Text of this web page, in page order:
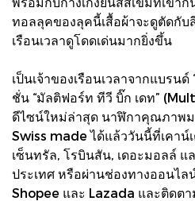
ทอลลุคของลุคนี้เสื้อผ้าจะดูตัดกั
เรือนเวลาดูโดดเด่นมากยิ่งขึ้น
เป็นเจ้าของเรือนเวลาจากแบรน
ชั่น “มัลติฟอร์ท ทีวี บิ๊ก เดท”
ดีไซน์ใหม่ล่าสุด นาฬิกาคุณภาพ
Swiss made ได้แล้ววันนี้ที่เคาน์เ
เซ็นทรัล, โรบินสัน, เดอะมอลล์
ประเทศ หรือผ่านช่องทางออนไ
Shopee และ Lazada และติดตา